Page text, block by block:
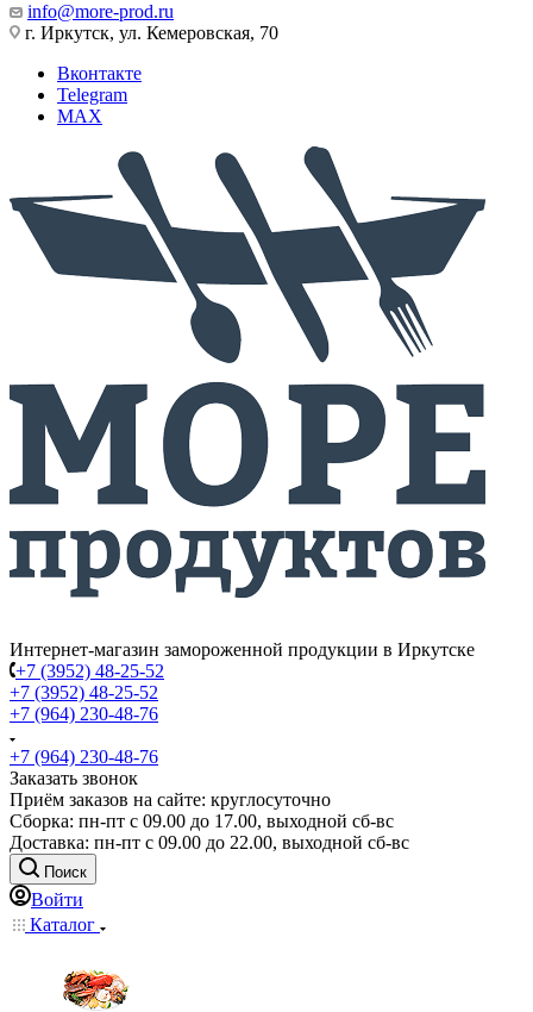
info@more-prod.ru
г. Иркутск, ул. Кемеровская, 70
Вконтакте
Telegram
MAX
Интернет-магазин замороженной продукции в Иркутске
+7 (3952) 48-25-52
+7 (3952) 48-25-52
+7 (964) 230-48-76
+7 (964) 230-48-76
Заказать звонок
Приём заказов на сайте: круглосуточно
Сборка: пн-пт с 09.00 до 17.00, выходной сб-вс
Доставка: пн-пт с 09.00 до 22.00, выходной сб-вс
Поиск
Войти
Каталог